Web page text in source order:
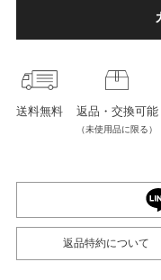
ルマガ登録・解除
定商取引法に基づく表
人情報の取り扱い
送料無料 返品・交換可能
（未使用品に限る）
返品特約について